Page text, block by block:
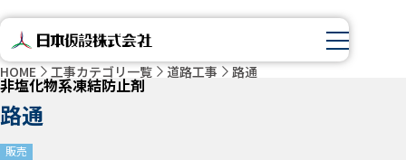
HOME 工事カテゴリ一覧 道路工事 路通
非塩化物系凍結防止剤
路通
販売